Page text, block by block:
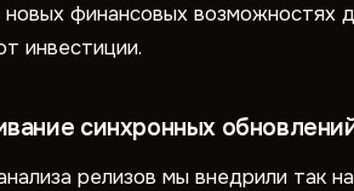
новых финансовых возможностях
инвестиции.
синхронных
релизов мы внедрили так